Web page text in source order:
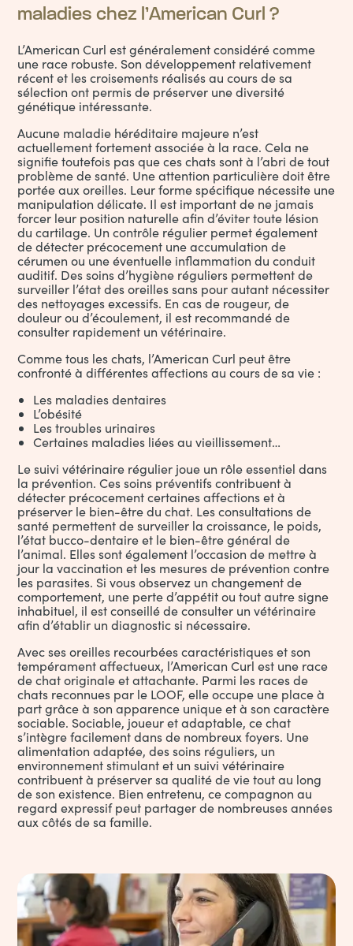
maladies chez l’American Curl ?
L’American Curl est généralement considéré comme
une race robuste. Son développement relativement
récent et les croisements réalisés au cours de sa
sélection ont permis de préserver une diversité
génétique intéressante.
Aucune maladie héréditaire majeure n’est
actuellement fortement associée à la race. Cela ne
signifie toutefois pas que ces chats sont à l’abri de tout
problème de santé. Une attention particulière doit être
portée aux oreilles. Leur forme spécifique nécessite une
manipulation délicate. Il est important de ne jamais
forcer leur position naturelle afin d’éviter toute lésion
du cartilage. Un contrôle régulier permet également
de détecter précocement une accumulation de
cérumen ou une éventuelle inflammation du conduit
auditif. Des soins d’hygiène réguliers permettent de
surveiller l’état des oreilles sans pour autant nécessiter
des nettoyages excessifs. En cas de rougeur, de
douleur ou d’écoulement, il est recommandé de
consulter rapidement un vétérinaire.
Comme tous les chats, l’American Curl peut être
confronté à différentes affections au cours de sa vie :
Les maladies dentaires
L’obésité
Les troubles urinaires
Certaines maladies liées au vieillissement…
Le suivi vétérinaire régulier joue un rôle essentiel dans
la prévention. Ces soins préventifs contribuent à
détecter précocement certaines affections et à
préserver le bien-être du chat. Les consultations de
santé permettent de surveiller la croissance, le poids,
l’état bucco-dentaire et le bien-être général de
l’animal. Elles sont également l’occasion de mettre à
jour la vaccination et les mesures de prévention contre
les parasites. Si vous observez un changement de
comportement, une perte d’appétit ou tout autre signe
inhabituel, il est conseillé de consulter un vétérinaire
afin d’établir un diagnostic si nécessaire.
Avec ses oreilles recourbées caractéristiques et son
tempérament affectueux, l’American Curl est une race
de chat originale et attachante. Parmi les races de
chats reconnues par le LOOF, elle occupe une place à
part grâce à son apparence unique et à son caractère
sociable. Sociable, joueur et adaptable, ce chat
s’intègre facilement dans de nombreux foyers. Une
alimentation adaptée, des soins réguliers, un
environnement stimulant et un suivi vétérinaire
contribuent à préserver sa qualité de vie tout au long
de son existence. Bien entretenu, ce compagnon au
regard expressif peut partager de nombreuses années
aux côtés de sa famille.